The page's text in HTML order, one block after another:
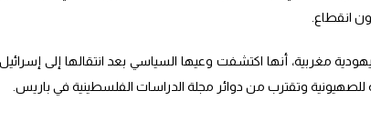
انقطاع.
مغربية، أنها اكتشفت وعيها السياسي بعد انتقالها إلى إسرائيل
وتقترب من دوائر مجلة الدراسات الفلسطينية في باريس.